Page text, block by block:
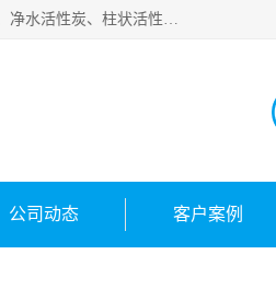
北京中航豫泓环保技术有限公司主要生产经营蜂窝状活性炭、椰子壳活性炭、污水絮凝剂、颗粒活性炭、净水活性炭、柱状活性炭等水处理和空气净化产品，品质信赖、服务保障。是您理想的合作伙伴。欢迎来电咨询！
公司动态 客户案例